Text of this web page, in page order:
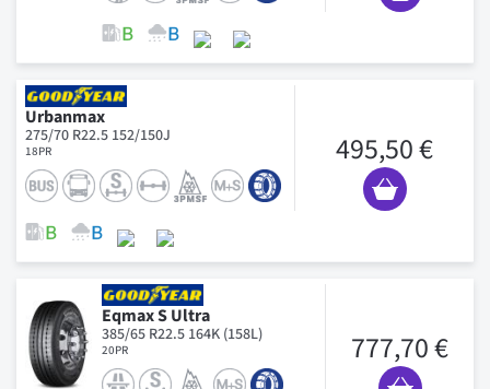
Urbanmax
275/70 R22.5 152/150J
18PR 495,50 €
Eqmax S Ultra
385/65 R22.5 164K (158L)
20PR 777,70 €